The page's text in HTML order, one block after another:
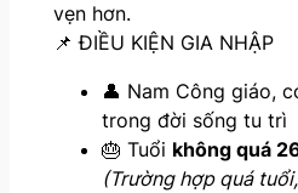
vẹn hơn.
📌 ĐIỀU KIỆN GIA NHẬP
👤 Nam Công giáo,
trong đời sống tu trì
🎂 Tuổi không quá
(Trường hợp quá